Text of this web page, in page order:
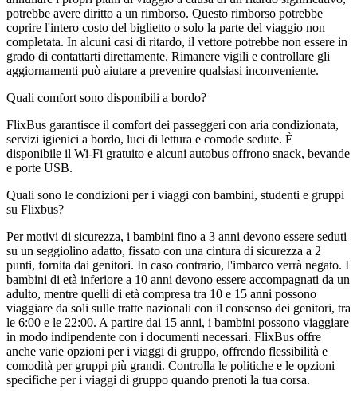
potrebbe avere diritto a un rimborso. Questo rimborso potrebbe
coprire l'intero costo del biglietto o solo la parte del viaggio non
completata. In alcuni casi di ritardo, il vettore potrebbe non essere in
grado di contattarti direttamente. Rimanere vigili e controllare gli
aggiornamenti può aiutare a prevenire qualsiasi inconveniente.
Quali comfort sono disponibili a bordo?
FlixBus garantisce il comfort dei passeggeri con aria condizionata,
servizi igienici a bordo, luci di lettura e comode sedute. È
disponibile il Wi-Fi gratuito e alcuni autobus offrono snack, bevande
e porte USB.
Quali sono le condizioni per i viaggi con bambini, studenti e gruppi
su Flixbus?
Per motivi di sicurezza, i bambini fino a 3 anni devono essere seduti
su un seggiolino adatto, fissato con una cintura di sicurezza a 2
punti, fornita dai genitori. In caso contrario, l'imbarco verrà negato. I
bambini di età inferiore a 10 anni devono essere accompagnati da un
adulto, mentre quelli di età compresa tra 10 e 15 anni possono
viaggiare da soli sulle tratte nazionali con il consenso dei genitori, tra
le 6:00 e le 22:00. A partire dai 15 anni, i bambini possono viaggiare
in modo indipendente con i documenti necessari. FlixBus offre
anche varie opzioni per i viaggi di gruppo, offrendo flessibilità e
comodità per gruppi più grandi. Controlla le politiche e le opzioni
specifiche per i viaggi di gruppo quando prenoti la tua corsa.